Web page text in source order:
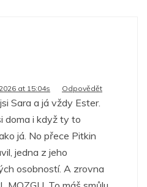
at 15:04s Odpovědět
Sara a já vždy Ester.
doma i když ty to
já. No přece Pitkin
jedna z jeho
osobností. A zrovna